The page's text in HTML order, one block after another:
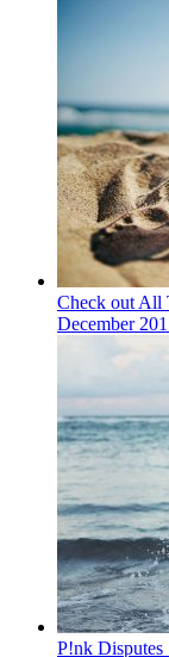
Check out All
December
P!nk